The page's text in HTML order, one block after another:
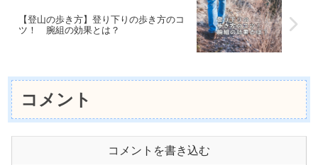
【登山の歩き方】登り下りの歩き方のコ
ツ！ 腕組の効果とは？
コメント
コメントを書き込む